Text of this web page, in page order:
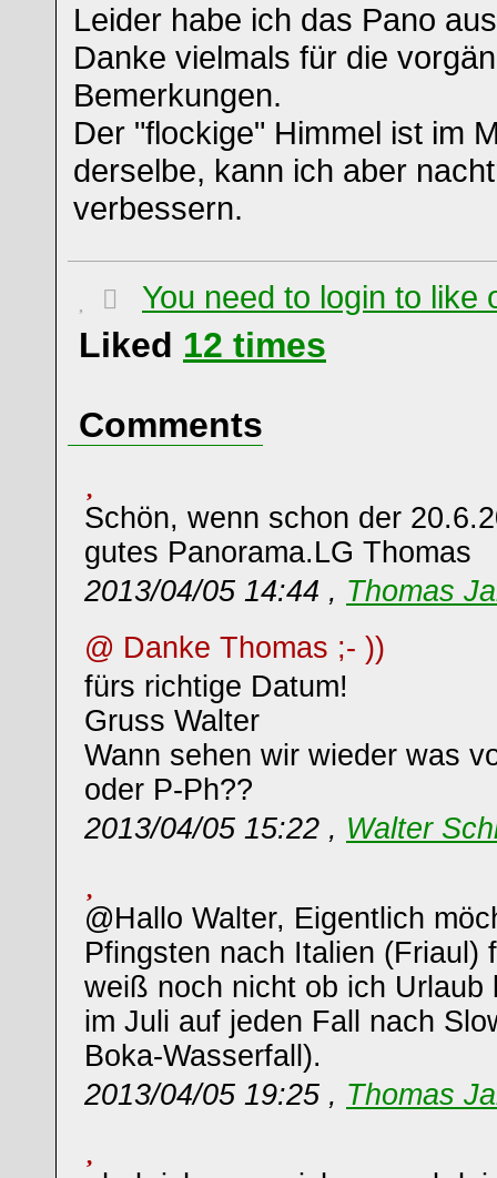
Leider habe ich das Pano
Danke vielmals für die
Bemerkungen.
Der "flockige" Himmel ist im
derselbe, kann ich aber
verbessern.
You need to login to like
Liked 12 times
Comments
Schön, wenn schon der
gutes Panorama.LG Thomas
2013/04/05 14:44 , Thomas
@ Danke Thomas ;- ))
fürs richtige Datum!
Gruss Walter
Wann sehen wir wieder was
oder P-Ph??
2013/04/05 15:22 , Walter
@Hallo Walter, Eigentlich
Pfingsten nach Italien (Friaul)
weiß noch nicht ob ich Urlaub
im Juli auf jeden Fall nach
Boka-Wasserfall).
2013/04/05 19:25 , Thomas